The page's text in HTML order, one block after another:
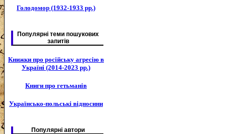
Голодомор (1932-1933 рр.)
Популярні теми пошукових
запитів
Книжки про російську агресію в
Україні (2014-2023 рр.)
Книги про гетьманів
Українсько-польські відносини
Популярні автори